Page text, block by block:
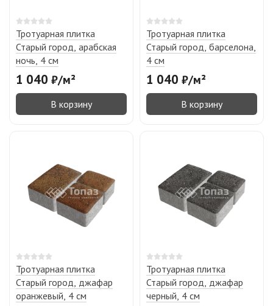
Тротуарная плитка
Старый город, арабская
ночь, 4 см
1 040 ₽/м²
В корзину
Тротуарная плитка
Старый город, барселона,
4 см
1 040 ₽/м²
В корзину
Тротуарная плитка
Старый город, джафар
оранжевый, 4 см
Тротуарная плитка
Старый город, джафар
черный, 4 см